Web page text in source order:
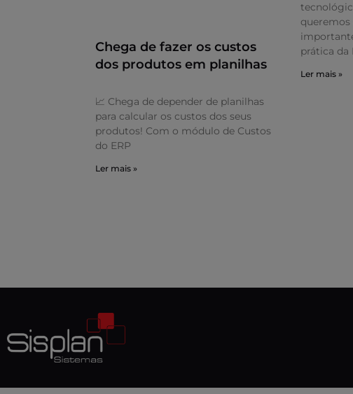
Chega de fazer os custos
dos produtos em planilhas
📈 Chega de depender de planilhas
para calcular os custos dos seus
produtos! Com o módulo de Custos
do ERP
Ler mais »
prática da
Ler mais »